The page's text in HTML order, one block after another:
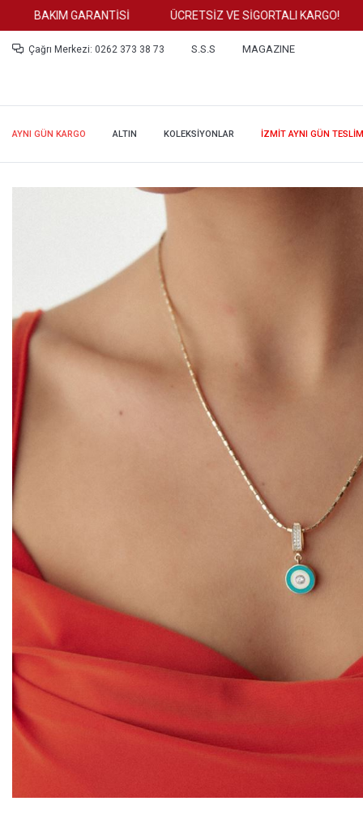
BAKIM GARANTİSİ ÜCRETSİZ VE SİGORTALI KARGO!
Çağrı Merkezi: 0262 373 38 73 S.S.S MAGAZINE
AYNI GÜN KARGO ALTIN KOLEKSİYONLAR İZMİT AYNI GÜN TESLİM